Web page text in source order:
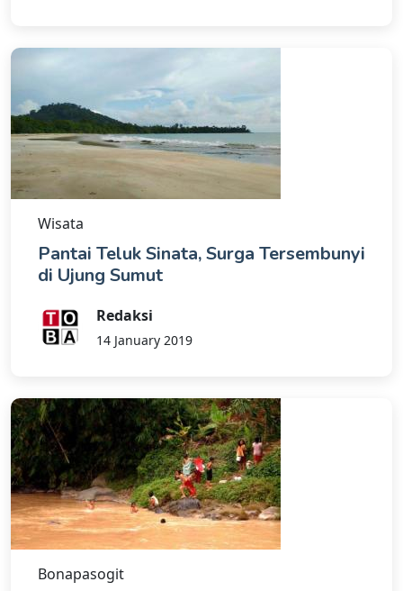
Wisata
Pantai Teluk Sinata, Surga Tersembunyi
di Ujung Sumut
Redaksi
14 January 2019
Bonapasogit